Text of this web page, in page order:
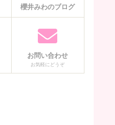
櫻井みわのブログ
お問い合わせ
お気軽にどうぞ